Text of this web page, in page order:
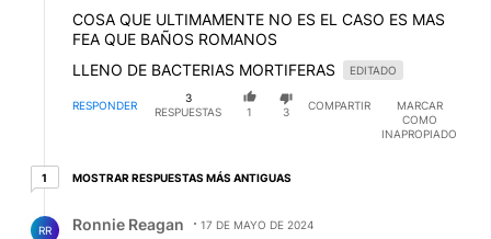
COSA QUE ULTIMAMENTE NO ES EL CASO ES MAS
FEA QUE BAÑOS ROMANOS
LLENO DE BACTERIAS MORTIFERAS
EDITADO
RESPONDER
3
RESPUESTAS
1 3
COMPARTIR
MARCAR
COMO
INAPROPIADO
11 respuesta más antiguas
MOSTRAR RESPUESTAS MÁS ANTIGUAS
RR Ronnie Reagan
17 DE MAYO DE 2024